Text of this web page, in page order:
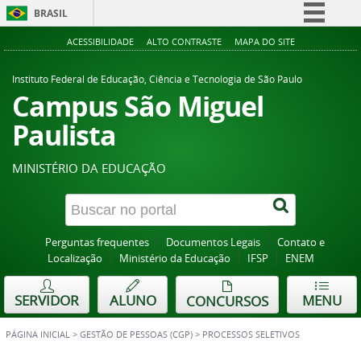
BRASIL
Simplifique!
Acesso à informação
ACESSIBILIDADE ALTO CONTRASTE MAPA DO SITE
Instituto Federal de Educação, Ciência e Tecnologia de São Paulo
Campus São Miguel
Paulista
MINISTÉRIO DA EDUCAÇÃO
Perguntas frequentes Documentos Legais
Contato e
Localização
Ministério da Educação IFSP ENEM
PÁGINA INICIAL > GESTÃO DE PESSOAS (CGP) > PROCESSOS SELETIVOS
SERVIDOR ALUNO CONCURSOS MENU